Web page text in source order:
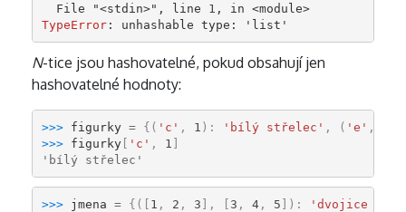
  File
"<stdin>" , line 1 , in <module>
TypeError: unhashable type: 'list'
N-tice jsou hashovatelné, pokud obsahují jen
hashovatelné hodnoty:
>>> figurky = {( 'c' , 1 ): 'bílý střelec' , ( 'e' ,
>>> figurky[ 'c' , 1 ]
'bílý střelec'
>>> jmena = {([ 1 , 2 , 3 ], [ 3 , 4, 5 ]):
'dvojice